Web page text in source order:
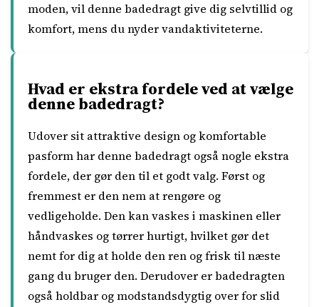
moden, vil denne badedragt give dig selvtillid og
komfort, mens du nyder vandaktiviteterne.
Hvad er ekstra fordele ved at vælge
denne badedragt?
Udover sit attraktive design og komfortable
pasform har denne badedragt også nogle ekstra
fordele, der gør den til et godt valg. Først og
fremmest er den nem at rengøre og
vedligeholde. Den kan vaskes i maskinen eller
håndvaskes og tørrer hurtigt, hvilket gør det
nemt for dig at holde den ren og frisk til næste
gang du bruger den. Derudover er badedragten
også holdbar og modstandsdygtig over for slid